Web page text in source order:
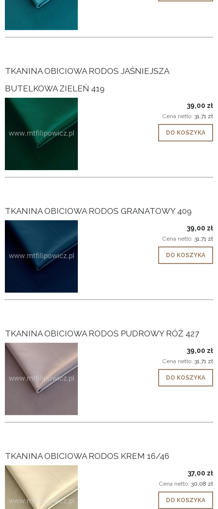
TKANINA OBICIOWA RODOS JAŚNIEJSZA
BUTELKOWA ZIELEŃ 419
39,00 zł
Cena netto: 31,71 zł
DO KOSZYKA
TKANINA OBICIOWA RODOS GRANATOWY 409
39,00 zł
Cena netto: 31,71 zł
DO KOSZYKA
TKANINA OBICIOWA RODOS PUDROWY RÓŻ 427
39,00 zł
Cena netto: 31,71 zł
DO KOSZYKA
TKANINA OBICIOWA RODOS KREM 16/46
37,00 zł
Cena netto: 30,08 zł
DO KOSZYKA